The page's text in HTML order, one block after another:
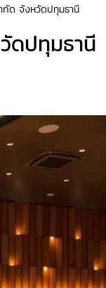
ด จังหวัดปทุมธานี
ดปทุมธานี